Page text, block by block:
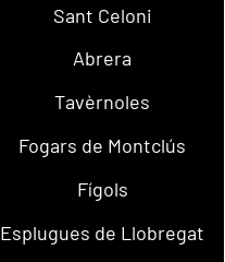
Sant Celoni
Abrera
Tavèrnoles
Fogars de Montclús
Fígols
Esplugues de Llobregat